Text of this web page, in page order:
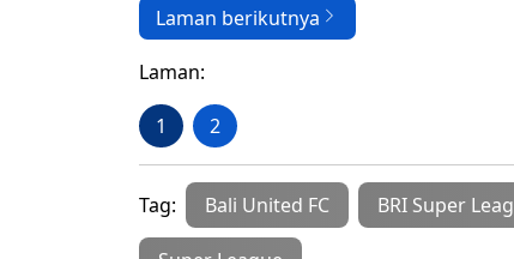
Laman berikutnya
Laman:
1 2
Tag: Bali United FC BRI Super